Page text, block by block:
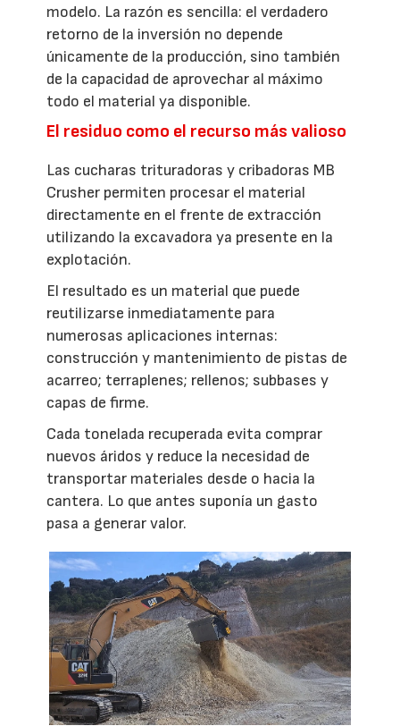
modelo. La razón es sencilla: el verdadero
retorno de la inversión no depende
únicamente de la producción, sino también
de la capacidad de aprovechar al máximo
todo el material ya disponible.
El residuo como el recurso más valioso
Las cucharas trituradoras y cribadoras MB
Crusher permiten procesar el material
directamente en el frente de extracción
utilizando la excavadora ya presente en la
explotación.
El resultado es un material que puede
reutilizarse inmediatamente para
numerosas aplicaciones internas:
construcción y mantenimiento de pistas de
acarreo; terraplenes; rellenos; subbases y
capas de firme.
Cada tonelada recuperada evita comprar
nuevos áridos y reduce la necesidad de
transportar materiales desde o hacia la
cantera. Lo que antes suponía un gasto
pasa a generar valor.